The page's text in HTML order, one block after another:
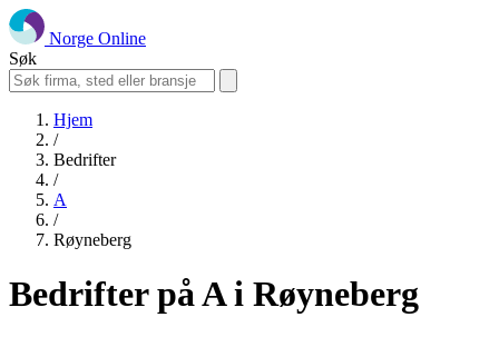
Norge Online
Søk
Hjem
/
Bedrifter
/
A
/
Røyneberg
Bedrifter på A i Røyneberg